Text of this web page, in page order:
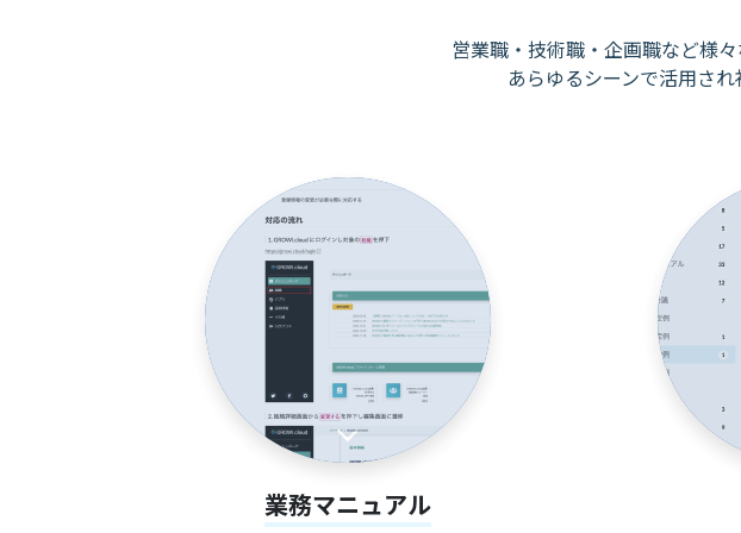
営業職・技術職・企画職など様
あらゆるシーンで活用さ
業務マニュアル